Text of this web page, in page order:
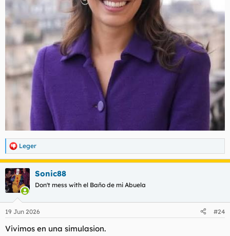
R
e
a
c
c
i
e
:
Leger
Sonic88
Don't mess with el Baño de mi Abuela
19 Jun 2026 #24
Vivimos en una simulasion.